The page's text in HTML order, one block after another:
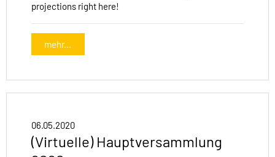
projections right here!
mehr...
06.05.2020
(Virtuelle) Hauptversammlung